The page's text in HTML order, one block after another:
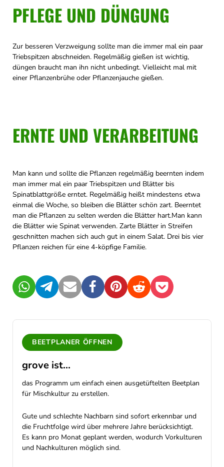
PFLEGE UND DÜNGUNG
Zur besseren Verzweigung sollte man die immer mal ein paar
Triebspitzen abschneiden. Regelmäßig gießen ist wichtig,
düngen braucht man ihn nicht unbedingt. Vielleicht mal mit
einer Pflanzenbrühe oder Pflanzenjauche gießen.
ERNTE UND VERARBEITUNG
Man kann und sollte die Pflanzen regelmäßig beernten indem
man immer mal ein paar Triebspitzen und Blätter bis
Spinatblattgröße erntet. Regelmäßig heißt mindestens etwa
einmal die Woche, so bleiben die Blätter schön zart. Beerntet
man die Pflanzen zu selten werden die Blätter hart.Man kann
die Blätter wie Spinat verwenden. Zarte Blätter in Streifen
geschnitten machen sich auch gut in einem Salat. Drei bis vier
Pflanzen reichen für eine 4-köpfige Familie.
WhatsAppTelegramMail FacebookPinterestRedditPocket
BEETPLANER ÖFFNEN
grove ist...
das Programm um einfach einen ausgetüftelten Beetplan
für Mischkultur zu erstellen.
Gute und schlechte Nachbarn sind sofort erkennbar und
die Fruchtfolge wird über mehrere Jahre berücksichtigt.
Es kann pro Monat geplant werden, wodurch Vorkulturen
und Nachkulturen möglich sind.